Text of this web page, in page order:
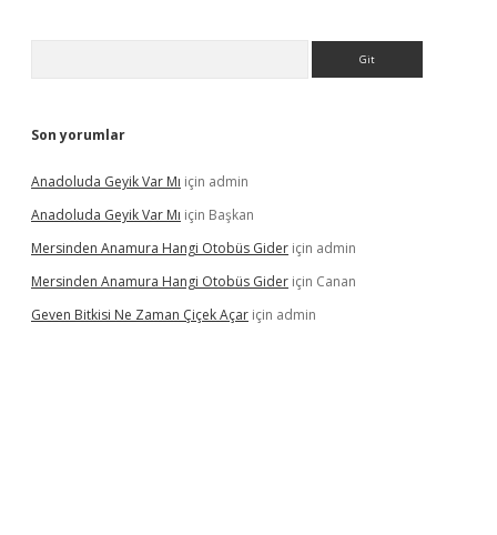
Son yorumlar
Anadoluda Geyik Var Mı için admin
Anadoluda Geyik Var Mı için Başkan
Mersinden Anamura Hangi Otobüs Gider için admin
Mersinden Anamura Hangi Otobüs Gider için Canan
Geven Bitkisi Ne Zaman Çiçek Açar için admin